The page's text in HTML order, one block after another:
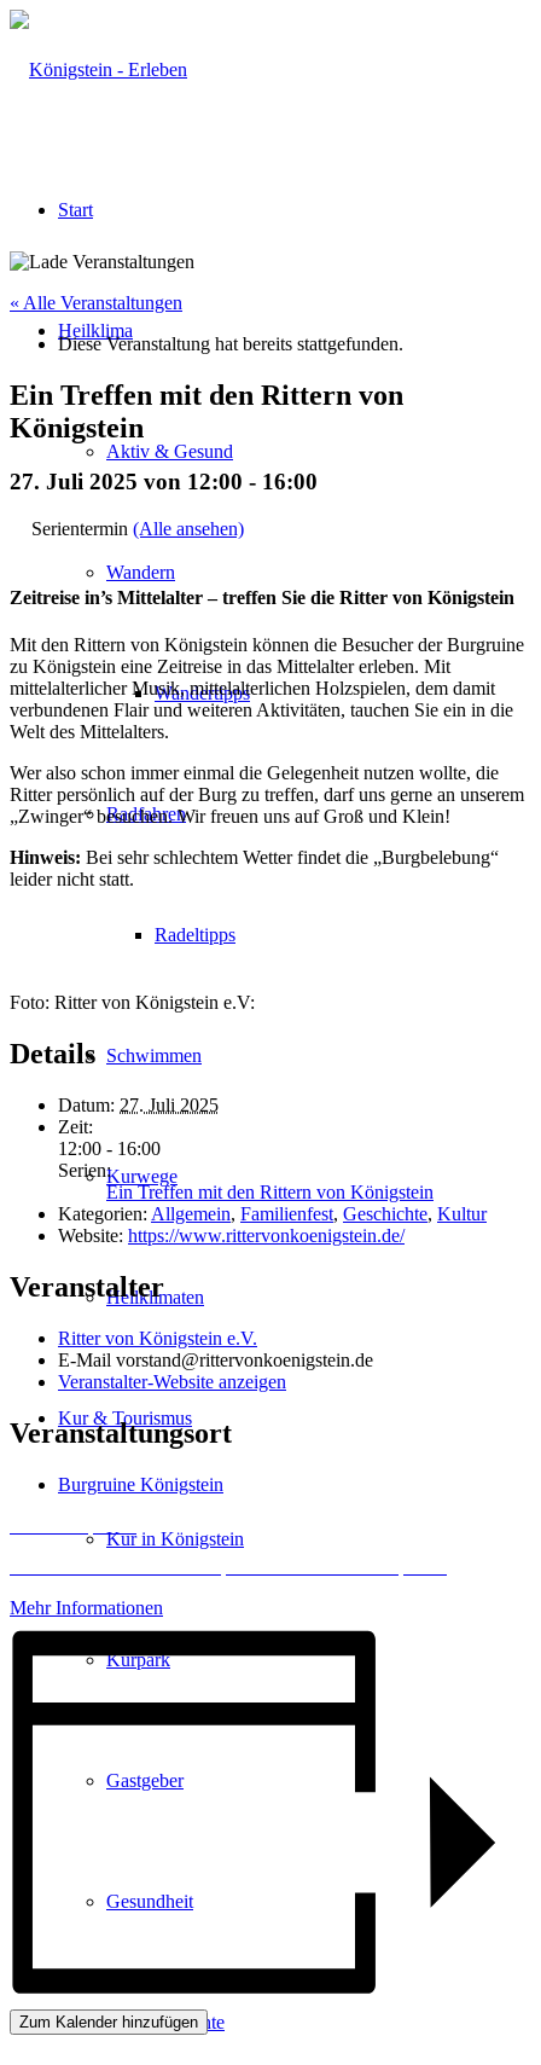
Start
Heilklima
Aktiv & Gesund
Wandern
Wandertipps
Radfahren
Radeltipps
Schwimmen
Kurwege
Heilklimaten
Kur & Tourismus
Kur in Königstein
Kurpark
Gastgeber
Gesundheit
Stadtgeschichte
« Alle Veranstaltungen
Diese Veranstaltung hat bereits stattgefunden.
Ein Treffen mit den Rittern von
Königstein
27. Juli 2025 von 12:00 - 16:00
Serientermin (Alle ansehen)
Zeitreise in’s Mittelalter – treffen Sie die Ritter von Königstein
Mit den Rittern von Königstein können die Besucher der Burgruine
zu Königstein eine Zeitreise in das Mittelalter erleben. Mit
mittelalterlicher Musik, mittelalterlichen Holzspielen, dem damit
verbundenen Flair und weiteren Aktivitäten, tauchen Sie ein in die
Welt des Mittelalters.
Wer also schon immer einmal die Gelegenheit nutzen wollte, die
Ritter persönlich auf der Burg zu treffen, darf uns gerne an unserem
„Zwinger“ besuchen. Wir freuen uns auf Groß und Klein!
Hinweis: Bei sehr schlechtem Wetter findet die „Burgbelebung“
leider nicht statt.
Foto: Ritter von Königstein e.V:
Details
Datum: 27. Juli 2025
Zeit:
12:00 - 16:00
Serien:
Ein Treffen mit den Rittern von Königstein
Kategorien: Allgemein, Familienfest, Geschichte, Kultur
Website: https://www.rittervonkoenigstein.de/
Veranstalter
Ritter von Königstein e.V.
E-Mail vorstand@rittervonkoenigstein.de
Veranstalter-Website anzeigen
Veranstaltungsort
Burgruine Königstein
Mehr Informationen
Zum Kalender hinzufügen